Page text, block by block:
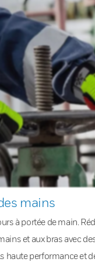
mains
à portée de main.
et aux bras avec
haute performance et